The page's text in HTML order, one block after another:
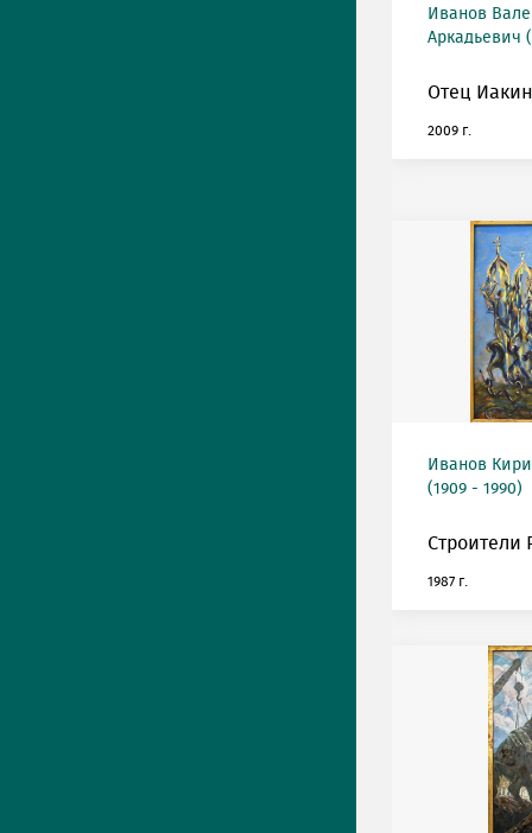
Иванов
Аркадьевич
Отец
2009 г.
Иванов
(1909 - 1990)
Строители
1987 г.